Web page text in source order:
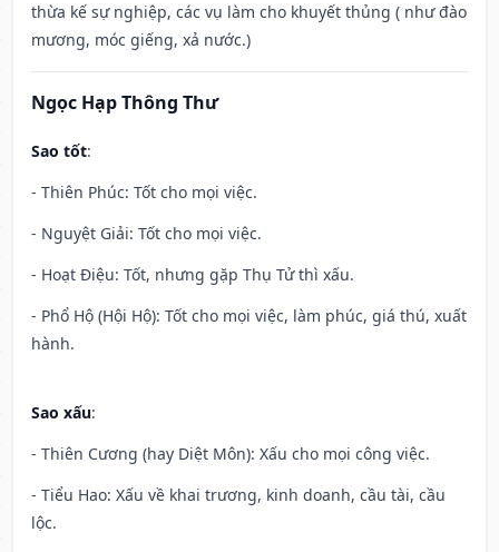
thừa kế sự nghiệp, các vụ làm cho khuyết thủng ( như đào
mương, móc giếng, xả nước.)
Ngọc Hạp Thông Thư
Sao tốt:
- Thiên Phúc: Tốt cho mọi việc.
- Nguyệt Giải: Tốt cho mọi việc.
- Hoạt Điệu: Tốt, nhưng gặp Thụ Tử thì xấu.
- Phổ Hộ (Hội Hộ): Tốt cho mọi việc, làm phúc, giá thú, xuất
hành.
Sao xấu:
- Thiên Cương (hay Diệt Môn): Xấu cho mọi công việc.
- Tiểu Hao: Xấu về khai trương, kinh doanh, cầu tài, cầu
lộc.